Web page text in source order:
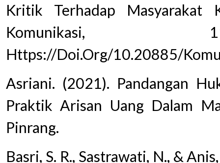
Kritik Terhadap Masyarakat
Komunikasi,
Https://Doi.Org/10.20885/
Asriani. (2021). Pandangan
Praktik Arisan Uang Dalam
Pinrang.
Basri, S. R., Sastrawati, N., &